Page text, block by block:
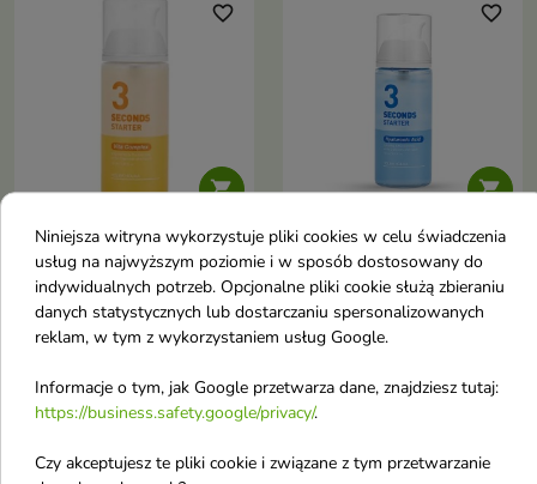

favorite_border
Holika Holika 3"
seconds Starter Vita
Complex Serum-starter
do twarzy z
150 ml
Serum-starter, które intensywnie
skórę, jednocześnie

favorite_border
Holika Holika 3"
seconds Starter
Hyaluronic Acid
nawilżające Serum-
Kwasem hialuronowym
150 ml
kwasem hialuronowym, które
Niniejsza witryna wykorzystuje pliki cookies w celu świadczenia
usług na najwyższym poziomie i w sposób dostosowany do
indywidualnych potrzeb. Opcjonalne pliki cookie służą zbieraniu
danych statystycznych lub dostarczaniu spersonalizowanych
reklam, w tym z wykorzystaniem usług Google.
Informacje o tym, jak Google przetwarza dane, znajdziesz tutaj:
https://business.safety.google/privacy/.
Czy akceptujesz te pliki cookie i związane z tym przetwarzanie